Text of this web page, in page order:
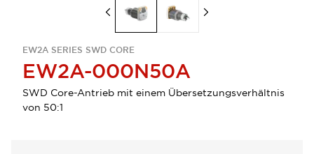
EW2A SERIES SWD CORE
EW2A-000N50A
SWD Core-Antrieb mit einem Übersetzungsverhältnis
von 50:1